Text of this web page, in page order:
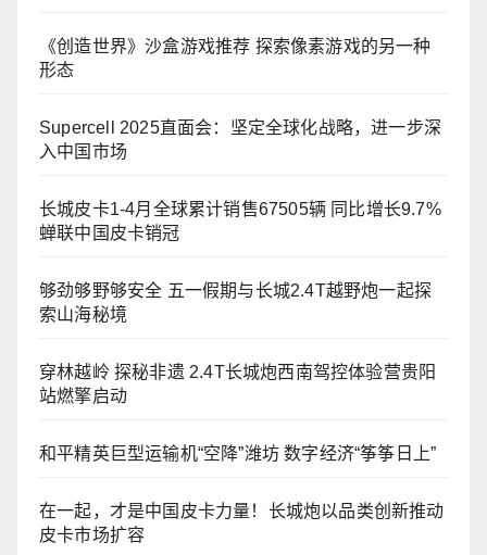
《创造世界》沙盒游戏推荐 探索像素游戏的另一种
形态
Supercell 2025直面会：坚定全球化战略，进一步深
入中国市场
长城皮卡1-4月全球累计销售67505辆 同比增长9.7%
蝉联中国皮卡销冠
够劲够野够安全 五一假期与长城2.4T越野炮一起探
索山海秘境
穿林越岭 探秘非遗 2.4T长城炮西南驾控体验营贵阳
站燃擎启动
和平精英巨型运输机“空降”潍坊 数字经济“筝筝日上”
在一起，才是中国皮卡力量！长城炮以品类创新推动
皮卡市场扩容